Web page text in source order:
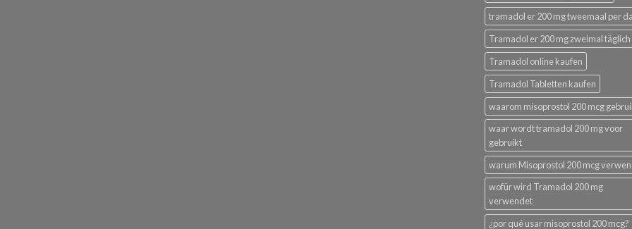
tramadol er 200 mg tweemaal per
Tramadol er 200 mg zweimal täglich
Tramadol online kaufen
Tramadol Tabletten kaufen
waarom misoprostol 200 mcg
waar wordt tramadol 200 mg voor
gebruikt
warum Misoprostol 200 mcg
wofür wird Tramadol 200 mg
verwendet
¿por qué usar misoprostol 200 mcg?